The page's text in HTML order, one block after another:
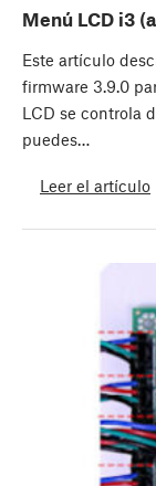
Menú LCD i3
Este artículo
firmware 3.9.0
LCD se controla
puedes…
Leer el artículo